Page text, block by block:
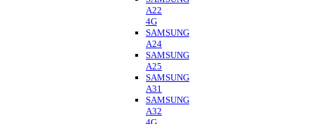
A22
4G
SAMSUNG
A24
SAMSUNG
A25
SAMSUNG
A31
SAMSUNG
A32